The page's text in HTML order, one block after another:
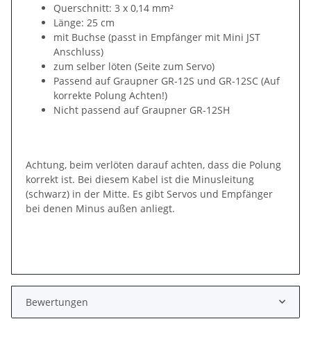
Querschnitt: 3 x 0,14 mm²
Länge: 25 cm
mit Buchse (passt in Empfänger mit Mini JST
Anschluss)
zum selber löten (Seite zum Servo)
Passend auf Graupner GR-12S und GR-12SC (Auf
korrekte Polung Achten!)
Nicht passend auf Graupner GR-12SH
Achtung, beim verlöten darauf achten, dass die Polung
korrekt ist. Bei diesem Kabel ist die Minusleitung
(schwarz) in der Mitte. Es gibt Servos und Empfänger
bei denen Minus außen anliegt.
Bewertungen